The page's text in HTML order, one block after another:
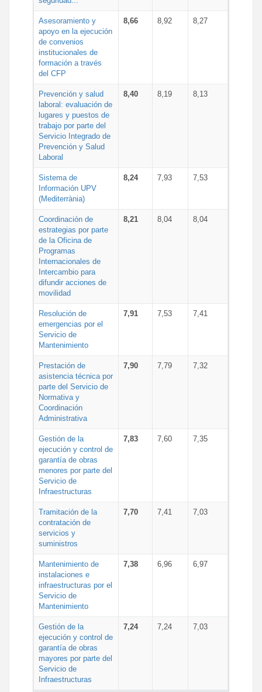
Asesoramiento y
apoyo en la ejecución
de convenios
institucionales de
formación a través
del CFP
8,66 8,92 8,27
Prevención y salud
laboral: evaluación de
lugares y puestos de
trabajo por parte del
Servicio Integrado de
Prevención y Salud
Laboral
8,40 8,19 8,13
Sistema de
Información UPV
(Mediterrània)
8,24 7,93 7,53
Coordinación de
estrategias por parte
de la Oficina de
Programas
Internacionales de
Intercambio para
difundir acciones de
movilidad
8,21 8,04 8,04
Resolución de
emergencias por el
Servicio de
Mantenimiento
7,91 7,53 7,41
Prestación de
asistencia técnica por
parte del Servicio de
Normativa y
Coordinación
Administrativa
7,90 7,79 7,32
Gestión de la
ejecución y control de
garantía de obras
menores por parte del
Servicio de
Infraestructuras
7,83 7,60 7,35
Tramitación de la
contratación de
servicios y
suministros
7,70 7,41 7,03
Mantenimiento de
instalaciones e
infraestructuras por el
Servicio de
Mantenimiento
7,38 6,96 6,97
Gestión de la
ejecución y control de
garantía de obras
mayores por parte del
Servicio de
Infraestructuras
7,24 7,24 7,03